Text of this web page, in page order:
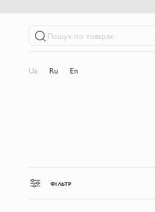
Пошук по товарах
Ua Ru En
ФІЛЬТР